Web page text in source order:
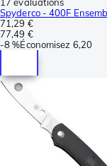
Spyderco - 400F
71,29 €
77,49 €
-8 %Économisez 6,20